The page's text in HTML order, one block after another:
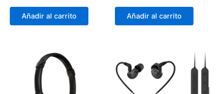
Añadir al carrito Añadir al carrito